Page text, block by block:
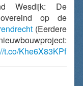
Wesdijk: De
op de
(Eerdere
t.co/Khe6X83KPf